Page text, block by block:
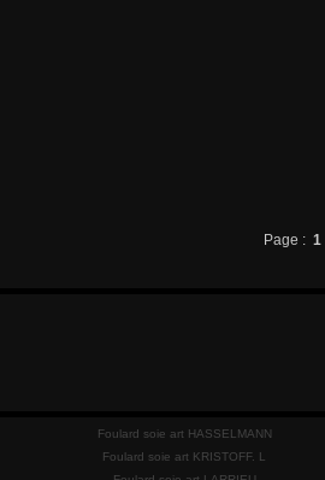
Page : 1
Foulard soie art HASSELMANN
Foulard soie art KRISTOFF. L